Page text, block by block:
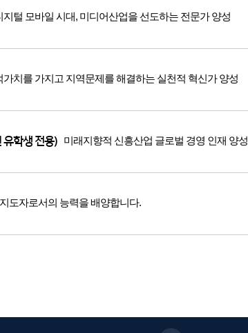
지털 모바일 시대, 미디어산업을 선도하는 전문가 양성
가치를 가지고 지역문제를 해결하는 실천적 혁신가 양성
유학생 전용) 미래지향적 신흥산업 글로벌 경영 인재 양성
도자로서의 능력을 배양합니다.